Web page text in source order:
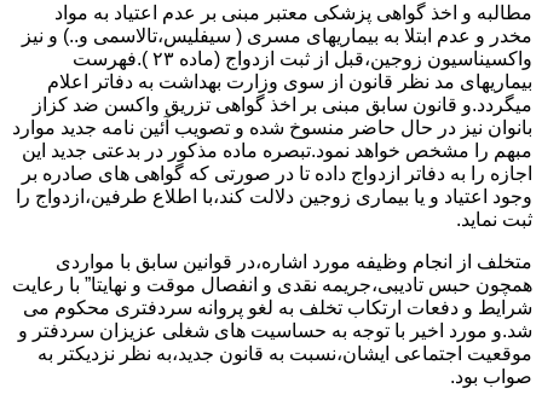
مطالبه و اخذ گواهی پزشکی معتبر مبنی بر عدم اعتیاد به مواد
مخدر و عدم ابتلا به بیماریهای مسری ( سیفلیس،تالاسمی و..) و نیز
واکسیناسیون زوجین،قبل از ثبت ازدواج (ماده ۲۳ ).فهرست
بیماریهای مد نظر قانون از سوی وزارت بهداشت به دفاتر اعلام
میگردد.و قانون سابق مبنی بر اخذ گواهی تزریق واکسن ضد کزاز
بانوان نیز در حال حاضر منسوخ شده و تصویب آئین نامه جدید موارد
مبهم را مشخص خواهد نمود.تبصره ماده مذکور در بدعتی جدید این
اجازه را به دفاتر ازدواج داده تا در صورتی که گواهی های صادره بر
وجود اعتیاد و یا بیماری زوجین دلالت کند،با اطلاع طرفین،ازدواج را
ثبت نماید.
متخلف از انجام وظیفه مورد اشاره،در قوانین سابق با مواردی
همچون حبس تادیبی،جریمه نقدی و انفصال موقت و نهایتا” با رعایت
شرایط و دفعات ارتکاب تخلف به لغو پروانه سردفتری محکوم می
شد.و مورد اخیر با توجه به حساسیت های شغلی عزیزان سردفتر و
موقعیت اجتماعی ایشان،نسبت به قانون جدید،به نظر نزدیکتر به
صواب بود.